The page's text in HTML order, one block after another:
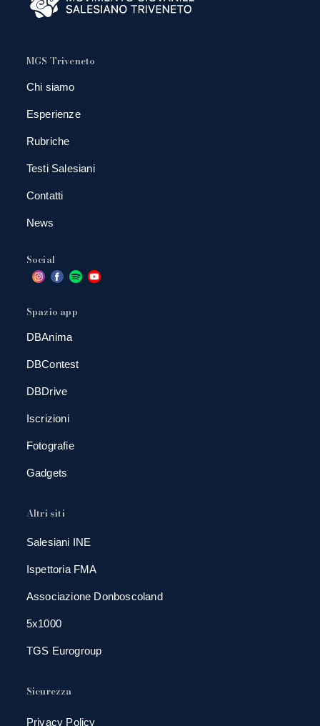
MGS Triveneto
Chi siamo
Esperienze
Rubriche
Testi Salesiani
Contatti
News
Social
Spazio app
DBAnima
DBContest
DBDrive
Iscrizioni
Fotografie
Gadgets
Altri siti
Salesiani INE
Ispettoria FMA
Associazione Donboscoland
5x1000
TGS Eurogroup
Sicurezza
Privacy Policy